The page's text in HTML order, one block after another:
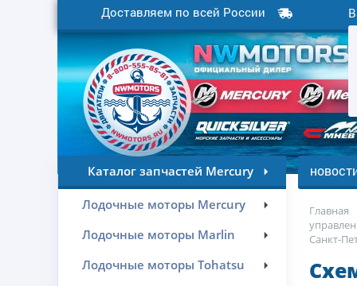
Доставляем по всей России
Каталог запчастей Mercury
Лодочные моторы Mercury
Лодочные моторы Marlin
Лодочные моторы Tohatsu
Главная
Санкт-